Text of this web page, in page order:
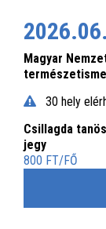
Magyar
30 hely
Csillagda
jegy
800 FT/FŐ